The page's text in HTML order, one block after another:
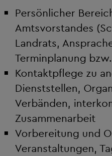
Persönlicher
Amtsvorstandes
Landrats,
Terminplanung
Kontaktpflege zu
Dienststellen,
Verbänden,
Zusammenarbeit
Vorbereitung und
Veranstaltungen,